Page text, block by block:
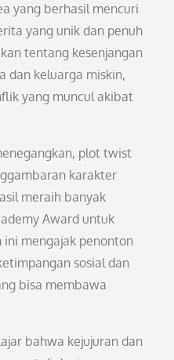
yang berhasil mencuri
yang unik dan penuh
tentang kesenjangan
dan keluarga miskin,
yang muncul akibat
plot twist
karakter
meraih banyak
Award untuk
ini mengajak penonton
sosial dan
bisa membawa
bahwa kejujuran dan